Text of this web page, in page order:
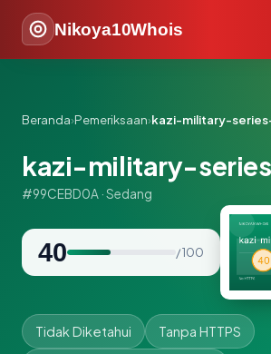
Nikoya10Whois
Beranda›Pemeriksaan›kazi-military-
kazi-military-
#99CEBD0A · Sedang
40 / 100
Tidak Diketahui Tanpa HTTPS